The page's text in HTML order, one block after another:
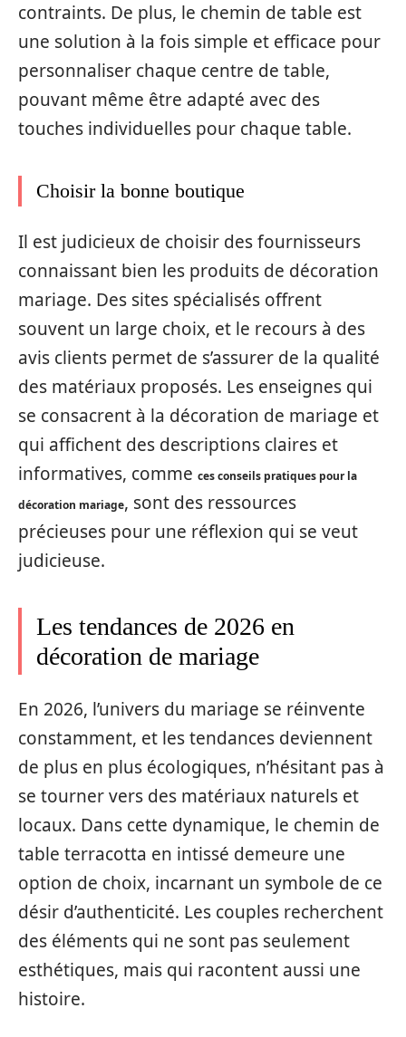
contraints. De plus, le chemin de table est
une solution à la fois simple et efficace pour
personnaliser chaque centre de table,
pouvant même être adapté avec des
touches individuelles pour chaque table.
Choisir la bonne boutique
Il est judicieux de choisir des fournisseurs
connaissant bien les produits de décoration
mariage. Des sites spécialisés offrent
souvent un large choix, et le recours à des
avis clients permet de s’assurer de la qualité
des matériaux proposés. Les enseignes qui
se consacrent à la décoration de mariage et
qui affichent des descriptions claires et
informatives, comme ces conseils pratiques pour la
décoration mariage, sont des ressources
précieuses pour une réflexion qui se veut
judicieuse.
Les tendances de 2026 en
décoration de mariage
En 2026, l’univers du mariage se réinvente
constamment, et les tendances deviennent
de plus en plus écologiques, n’hésitant pas à
se tourner vers des matériaux naturels et
locaux. Dans cette dynamique, le chemin de
table terracotta en intissé demeure une
option de choix, incarnant un symbole de ce
désir d’authenticité. Les couples recherchent
des éléments qui ne sont pas seulement
esthétiques, mais qui racontent aussi une
histoire.